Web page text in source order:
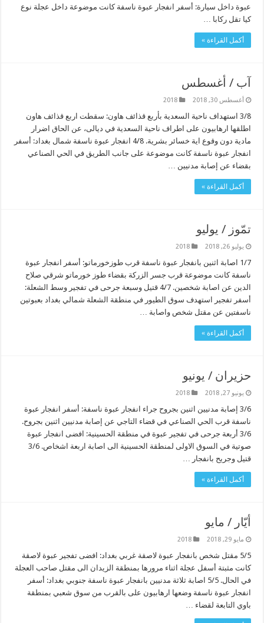
عبوة داخل سيارة: أسفر انفجار عبوة ناسفة كانت موضوعة داخل عجلة نوع
كيا تقل ركابا …
أكمل القراءة »
آب / أغسطس
أغسطس 30, 2018 2018
3/8 استهداف ناحية السعدية بأربع قذائف هاون: سقطت اربع قذائف هاون
اطلقها ارهابيون على اطراف ناحية السعدية في ديالى، عن الحاق اضرار
مادية دون وقوع اية خسائر بشرية. 4/8 انفجار عبوة ناسفة شمال بغداد: أسفر
انفجار عبوة ناسفة كانت موضوعة على جانب الطريق في الحي الصناعي
بقضاء عن إصابة مدنيين …
أكمل القراءة »
تمّوز / يوليو
يوليو 26, 2018 2018
1/7 اصابة اثنين بانفجار عبوة ناسفة قرب طوزخورماتو: أسفر انفجار عبوة
ناسفة كانت موضوعة قرب جسر الزركة بقضاء طوز خورماتو شرقي صلاح
الدين عن اصابة شخصين. 4/7 قتيل وسبعة جرحى في تفجير وسط الشعلة:
أسفر تفجير استهدف سوق الطيور في منطقة الشعلة شمالي بغداد بعبوتين
ناسفتين عن مقتل شخص واصابة …
أكمل القراءة »
حزيران / يونيو
يونيو 27, 2018 2018
3/6 إصابة مدنيين اثنين بجروح جراء انفجار عبوة ناسفة: أسفر انفجار عبوة
ناسفة قرب الحي الصناعي في قضاء التاجي عن إصابة مدنيين اثنين بجروح.
3/6 أربعة جرحى في تفجير عبوة في منطقة الحسينية: افضى انفجار عبوة
صوتية في السوق الاولى لمنطقة الحسينية الى اصابة اربعة اشخاص. 3/6
قتيل وجريح بانفجار …
أكمل القراءة »
أيّار / مايو
مايو 29, 2018 2018
5/5 مقتل شخص بانفجار عبوة لاصقة غربي بغداد: افضى تفجير عبوة لاصقة
كانت مثبتة أسفل عجلة اثناء مرورها بمنطقة الزيدان الى مقتل صاحب العجلة
في الحال. 5/5 اصابة ثلاثة مدنيين بانفجار عبوة ناسفة جنوبي بغداد: أسفر
انفجار عبوة ناسفة وضعها ارهابيون على بالقرب من سوق شعبي بمنطقة
باوي التابعة لقضاء …